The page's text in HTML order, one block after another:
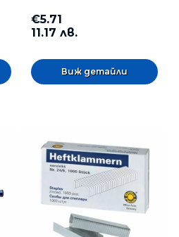
€5.71
11.17 лв.
Виж детайли